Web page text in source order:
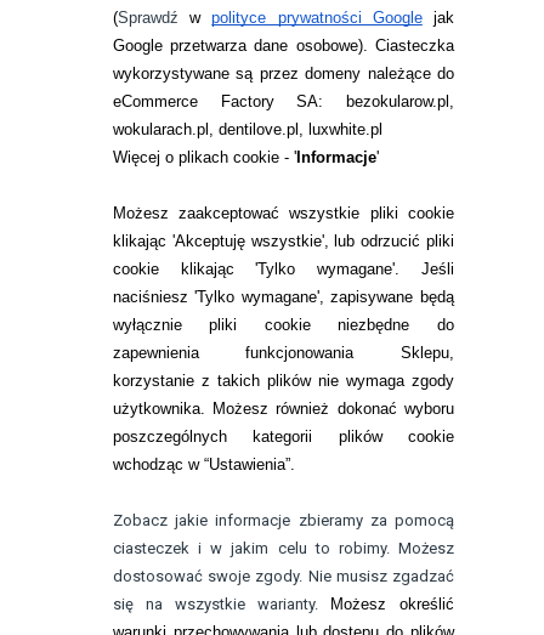
(Sprawdźwpolityce prywatności Googlejak
Google przetwarza dane osobowe). Ciasteczka
wykorzystywane są przez domeny należące do
eCommerce Factory SA: bezokularow.pl,
wokularach.pl, dentilove.pl, luxwhite.pl
Więcej o plikach cookie - 'Informacje'
Możesz zaakceptować wszystkie pliki cookie
klikając 'Akceptuję wszystkie', lub odrzucić pliki
cookie klikając 'Tylko wymagane'. Jeśli
naciśniesz 'Tylko wymagane', zapisywane będą
wyłącznie pliki cookie niezbędne do
zapewnienia funkcjonowania Sklepu,
korzystanie z takich plików nie wymaga zgody
użytkownika. Możesz również dokonać wyboru
poszczególnych kategorii plików cookie
wchodząc w “Ustawienia”.
Zobacz jakie informacje zbieramy za pomocą
ciasteczek i w jakim celu to robimy. Możesz
dostosować swoje zgody. Nie musisz zgadzać
się na wszystkie warianty.
Możesz określić
ZWROTY I REKLAMACJA
WARUNKI ZAKUPÓW
RANKINGI SOCZEWEK
SOCZEWKI KOLOROWE
Zwrot (odstąpienie od umowy)
ZMIEŃ USTAWIENIA ZGODY NA CIASTECZKA
KONTAKT
telefon:
22 113 44 42
telefon:
732 08 08 72
kontakt@bezokularow.pl